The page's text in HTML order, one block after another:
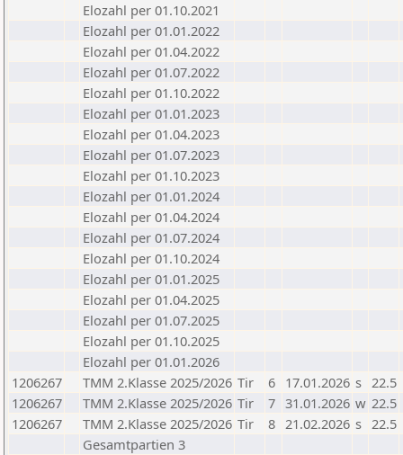
Elozahl per 01.10.2021
Elozahl per 01.01.2022
Elozahl per 01.04.2022
Elozahl per 01.07.2022
Elozahl per 01.10.2022
Elozahl per 01.01.2023
Elozahl per 01.04.2023
Elozahl per 01.07.2023
Elozahl per 01.10.2023
Elozahl per 01.01.2024
Elozahl per 01.04.2024
Elozahl per 01.07.2024
Elozahl per 01.10.2024
Elozahl per 01.01.2025
Elozahl per 01.04.2025
Elozahl per 01.07.2025
Elozahl per 01.10.2025
Elozahl per 01.01.2026
1206267
TMM 2.Klasse 2025/2026 Tir 6 17.01.2026 s 22.5
1206267
TMM 2.Klasse 2025/2026 Tir 7 31.01.2026 w 22.5
1206267
TMM 2.Klasse 2025/2026 Tir 8 21.02.2026 s 22.5
Gesamtpartien 3